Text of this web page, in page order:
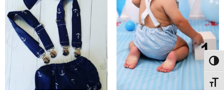
הפעל/כבה ניגודיות גבוהה
מתג גודל גופן